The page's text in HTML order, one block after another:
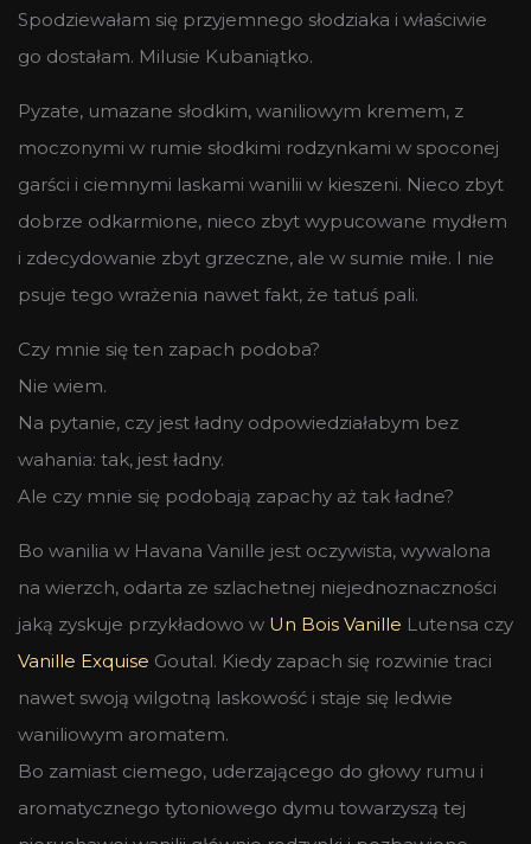
Spodziewałam się przyjemnego słodziaka i właściwie
go dostałam. Milusie Kubaniątko.
Pyzate, umazane słodkim, waniliowym kremem, z
moczonymi w rumie słodkimi rodzynkami w spoconej
garści i ciemnymi laskami wanilii w kieszeni. Nieco zbyt
dobrze odkarmione, nieco zbyt wypucowane mydłem
i zdecydowanie zbyt grzeczne, ale w sumie miłe. I nie
psuje tego wrażenia nawet fakt, że tatuś pali.
Czy mnie się ten zapach podoba?
Nie wiem.
Na pytanie, czy jest ładny odpowiedziałabym bez
wahania: tak, jest ładny.
Ale czy mnie się podobają zapachy aż tak ładne?
Bo wanilia w Havana Vanille jest oczywista, wywalona
na wierzch, odarta ze szlachetnej niejednoznaczności
jaką zyskuje przykładowo w Un Bois Vanille Lutensa czy
Vanille Exquise Goutal. Kiedy zapach się rozwinie traci
nawet swoją wilgotną laskowość i staje się ledwie
waniliowym aromatem.
Bo zamiast ciemego, uderzającego do głowy rumu i
aromatycznego tytoniowego dymu towarzyszą tej